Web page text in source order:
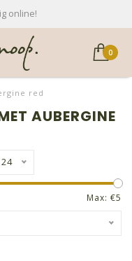
online!
0
red
AUBERGINE
24
Max: €5